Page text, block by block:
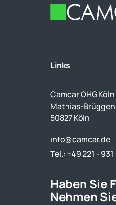
Footer
Links
Camcar OHG Köln
Mathias-
50827 Köln
info@camcar.de
Tel.: +49 221 -
Haben Sie
Nehmen